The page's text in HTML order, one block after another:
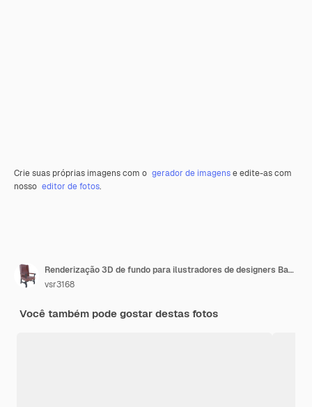
Crie suas próprias imagens com o gerador de imagense edite-as com
nosso editor de fotos.
Renderização 3D de fundo para ilustradores de designers Bandeiras do Dia da Independência Nacional Irã e Eslovênia
vsr3168
Você também pode gostar destas fotos